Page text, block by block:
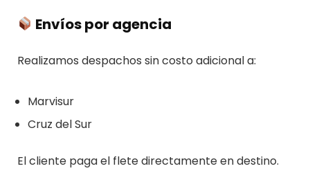
Envíos por agencia
Realizamos despachos sin costo adicional a:
Marvisur
Cruz del Sur
El cliente paga el flete directamente en destino.